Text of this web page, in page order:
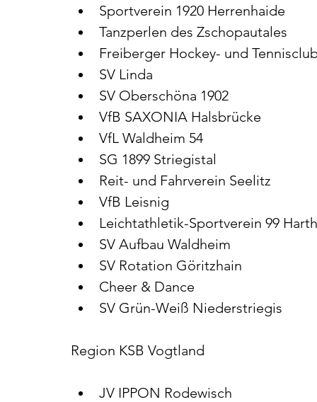
Sportverein 1920 Herrenhaide
Tanzperlen des Zschopautales
Freiberger Hockey- und
SV Linda
SV Oberschöna 1902
VfB SAXONIA Halsbrücke
VfL Waldheim 54
SG 1899 Striegistal
Reit- und Fahrverein Seelitz
VfB Leisnig
Leichtathletik-Sportverein 99
SV Aufbau Waldheim
SV Rotation Göritzhain
Cheer & Dance
SV Grün-Weiß Niederstriegis
Region KSB Vogtland
JV IPPON Rodewisch